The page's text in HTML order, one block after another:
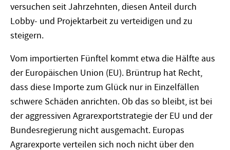
versuchen seit Jahrzehnten, diesen Anteil durch
Lobby- und Projektarbeit zu verteidigen und zu
steigern.
Vom importierten Fünftel kommt etwa die Hälfte aus
der Europäischen Union (EU). Brüntrup hat Recht,
dass diese Importe zum Glück nur in Einzelfällen
schwere Schäden anrichten. Ob das so bleibt, ist bei
der aggressiven Agrarexportstrategie der EU und der
Bundesregierung nicht ausgemacht. Europas
Agrarexporte verteilen sich noch nicht über den